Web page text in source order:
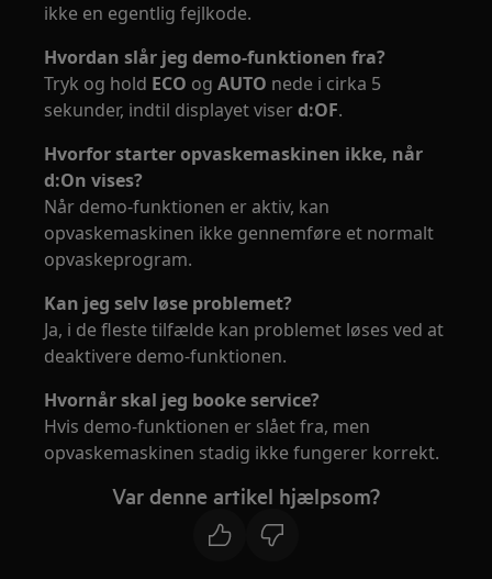
ikke en egentlig fejlkode.
Hvordan slår jeg demo-funktionen fra?
Tryk og hold ECO ogAUTO nede i cirka 5
sekunder, indtil displayet viserd:OF.
Hvorfor starter opvaskemaskinen ikke, når
d:On vises?
Når demo-funktionen er aktiv, kan
opvaskemaskinen ikke gennemføre et normalt
opvaskeprogram.
Kan jeg selv løse problemet?
Ja, i de fleste tilfælde kan problemet løses ved at
deaktivere demo-funktionen.
Hvornår skal jeg booke service?
Hvis demo-funktionen er slået fra, men
opvaskemaskinen stadig ikke fungerer korrekt.
Var denne artikel hjælpsom?